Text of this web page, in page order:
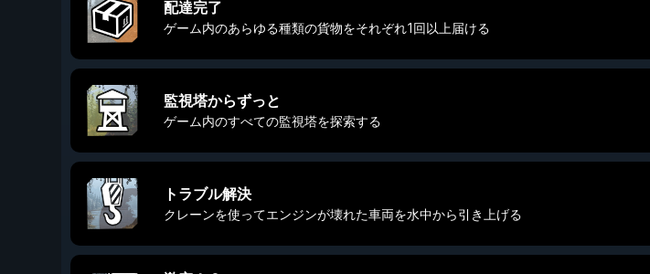
配達完了
ゲーム内のあらゆる種類の貨物をそれぞれ1回以上届ける
監視塔からずっと
ゲーム内のすべての監視塔を探索する
トラブル解決
クレーンを使ってエンジンが壊れた車両を水中から引き上げる